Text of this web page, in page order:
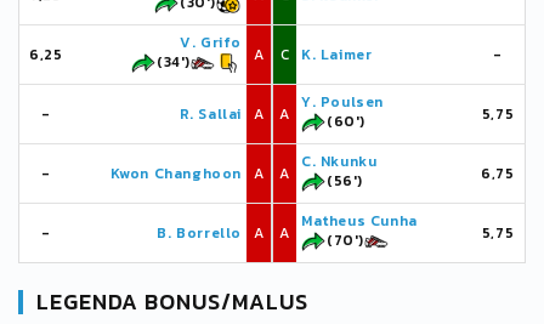
6,25
V. Grifo
(34')
A
- R. Sallai A
- Kwon Changhoon A
- B. Borrello A
C K. Laimer -
A
Y. Poulsen
(60')
5,75
A
C. Nkunku
(56')
6,75
A
Matheus Cunha
(70')
5,75
LEGENDA BONUS/MALUS